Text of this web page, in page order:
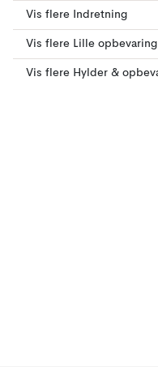
Vis flere Indretning
Vis flere Lille opbevaring
Vis flere Hylder &